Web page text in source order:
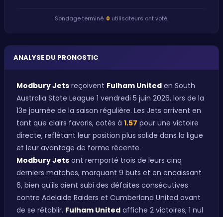
Sondage terminé. 0 utilisateurs ont voté.
ANALYSE DU PRONOSTIC
Modbury Jets reçoivent Fulham United en South
Australia State League 1 vendredi 5 juin 2026, lors de la
13e journée de la saison régulière. Les Jets arrivent en
tant que clairs favoris, cotés à 1.57 pour une victoire
directe, reflétant leur position plus solide dans la ligue
et leur avantage de forme récente.
Modbury Jets ont remporté trois de leurs cinq
derniers matches, marquant 9 buts et en encaissant
6, bien qu'ils aient subi des défaites consécutives
contre Adelaide Raiders et Cumberland United avant
de se rétablir. Fulham United affiche 2 victoires, 1 nul